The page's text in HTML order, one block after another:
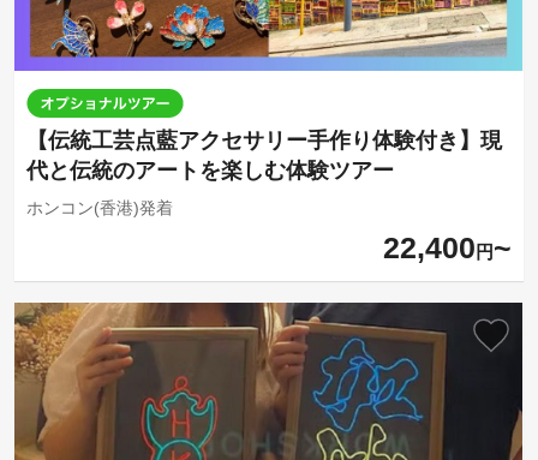
【伝統工芸点藍アクセサリー手作り体験付き】現
代と伝統のアートを楽しむ体験ツアー
ホンコン(香港)発着
22,400 円